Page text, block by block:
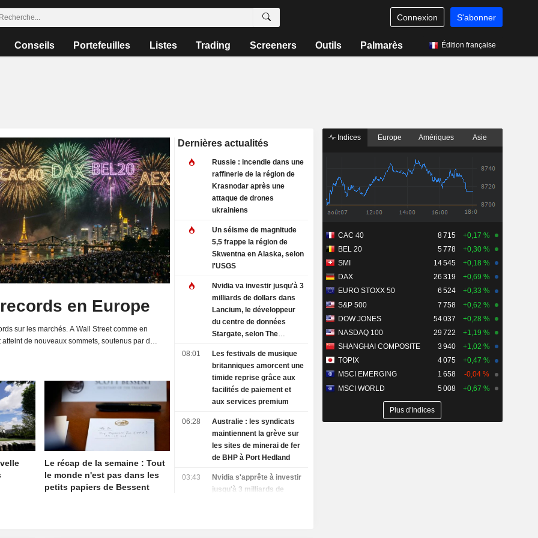
Connexion S'abonner
Conseils Portefeuilles Listes Trading Screeners Outils Palmarès Édition française
en Europe
sur les marchés. A Wall Street comme en
de nouveaux sommets, soutenus par de
Le récap de la semaine : Tout
le monde n'est pas dans les
petits papiers de Bessent
Dernières actualités
Russie : incendie dans une
raffinerie de la région de
Krasnodar après une
attaque de drones
ukrainiens
Un séisme de magnitude
5,5 frappe la région de
Skwentna en Alaska, selon
l'USGS
Nvidia va investir jusqu'à 3
milliards de dollars dans
Lancium, le développeur
du centre de données
Stargate, selon The
08:01
Les festivals de musique
britanniques amorcent une
timide reprise grâce aux
facilités de paiement et
aux services premium
06:28
Australie : les syndicats
maintiennent la grève sur
les sites de minerai de fer
de BHP à Port Hedland
03:43
Nvidia s'apprête à investir
jusqu'à 3 milliards de
Indices Europe Amériques Asie
CAC 40 8 715
+0,17 %
BEL 20
5 778
+0,30 %
SMI
14 545
+0,18 %
DAX
26 319
+0,69 %
EURO STOXX 50
6 524
+0,33 %
S&P 500
7 758
+0,62 %
DOW JONES
54 037
+0,28 %
NASDAQ 100
29 722
+1,19 %
SHANGHAI COMPOSITE
3 940
+1,02 %
TOPIX
4 075
+0,47 %
MSCI EMERGING
1 658
-0,04 %
MSCI WORLD
5 008 +0,67 %
Plus d'Indices